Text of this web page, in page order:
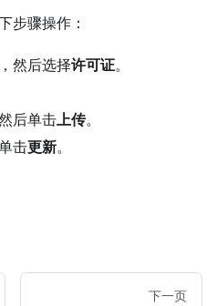
步骤操作：
，然后选择许可证。
后单击上传。
击更新。
下一页